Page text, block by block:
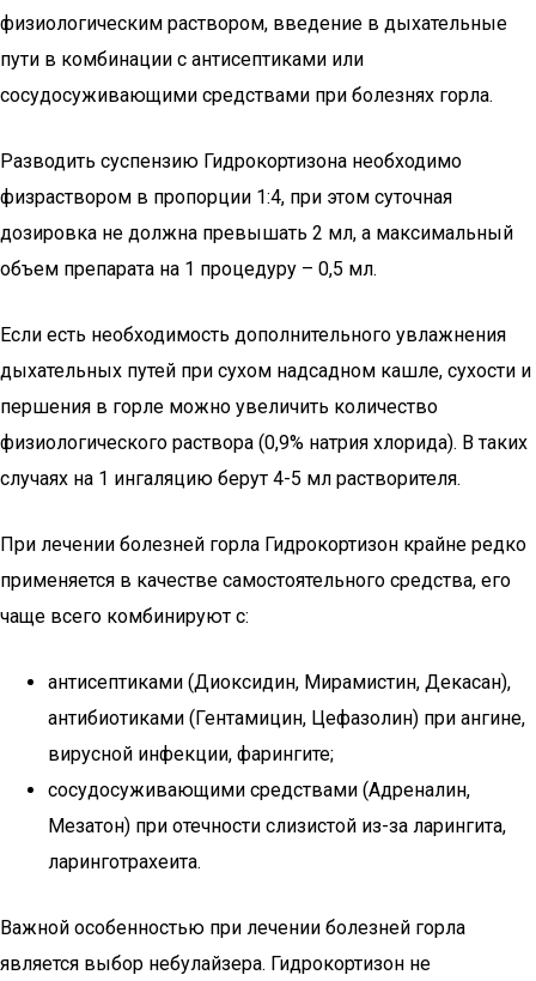
физиологическим раствором, введение в дыхательные
пути в комбинации с антисептиками или
сосудосуживающими средствами при болезнях горла.
Разводить суспензию Гидрокортизона необходимо
физраствором в пропорции 1:4, при этом суточная
дозировка не должна превышать 2 мл, а максимальный
объем препарата на 1 процедуру – 0,5 мл.
Если есть необходимость дополнительного увлажнения
дыхательных путей при сухом надсадном кашле, сухости и
першения в горле можно увеличить количество
физиологического раствора (0,9% натрия хлорида). В таких
случаях на 1 ингаляцию берут 4-5 мл растворителя.
При лечении болезней горла Гидрокортизон крайне редко
применяется в качестве самостоятельного средства, его
чаще всего комбинируют с:
антисептиками (Диоксидин, Мирамистин, Декасан),
антибиотиками (Гентамицин, Цефазолин) при ангине,
вирусной инфекции, фарингите;
сосудосуживающими средствами (Адреналин,
Мезатон) при отечности слизистой из-за ларингита,
ларинготрахеита.
Важной особенностью при лечении болезней горла
является выбор небулайзера. Гидрокортизон не